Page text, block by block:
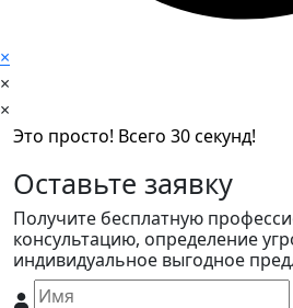
×
×
×
Это просто! Всего 30 секунд!
Оставьте заявку
Получите бесплатную
консультацию, определение
индивидуальное выгодное